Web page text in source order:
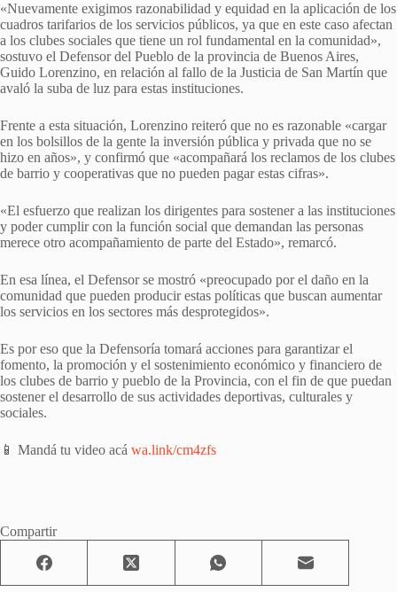
«Nuevamente exigimos razonabilidad y equidad en la aplicación de los
cuadros tarifarios de los servicios públicos, ya que en este caso afectan
a los clubes sociales que tiene un rol fundamental en la comunidad»,
sostuvo el Defensor del Pueblo de la provincia de Buenos Aires,
Guido Lorenzino, en relación al fallo de la Justicia de San Martín que
avaló la suba de luz para estas instituciones.
Frente a esta situación, Lorenzino reiteró que no es razonable «cargar
en los bolsillos de la gente la inversión pública y privada que no se
hizo en años», y confirmó que «acompañará los reclamos de los clubes
de barrio y cooperativas que no pueden pagar estas cifras».
«El esfuerzo que realizan los dirigentes para sostener a las instituciones
y poder cumplir con la función social que demandan las personas
merece otro acompañamiento de parte del Estado», remarcó.
En esa línea, el Defensor se mostró «preocupado por el daño en la
comunidad que pueden producir estas políticas que buscan aumentar
los servicios en los sectores más desprotegidos».
Es por eso que la Defensoría tomará acciones para garantizar el
fomento, la promoción y el sostenimiento económico y financiero de
los clubes de barrio y pueblo de la Provincia, con el fin de que puedan
sostener el desarrollo de sus actividades deportivas, culturales y
sociales.
📱 Mandá tu video acá wa.link/cm4zfs
Compartir